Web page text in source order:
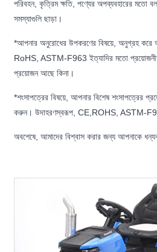
পরিবহন, কৃত্রিম ক্ষতি, পণ্যের অপব্যবহারের মতো
সমস্যাগুলি ছাড়া।
*আপনার অনুরোধের উপকরণের বিষয়ে, অনুগ্রহ করে
RoHS, ASTM-F963 ইত্যাদির মতো
প্রয়োজন আছে কিনা।
*শংসাপত্রের বিষয়ে, আপনার বিশেষ শংসাপত্রের
করুন। উদাহরণস্বরূপ, CE,ROHS, ASTM-
অবশেষে, আমাদের বিশ্বাস করার জন্য আপনাকে